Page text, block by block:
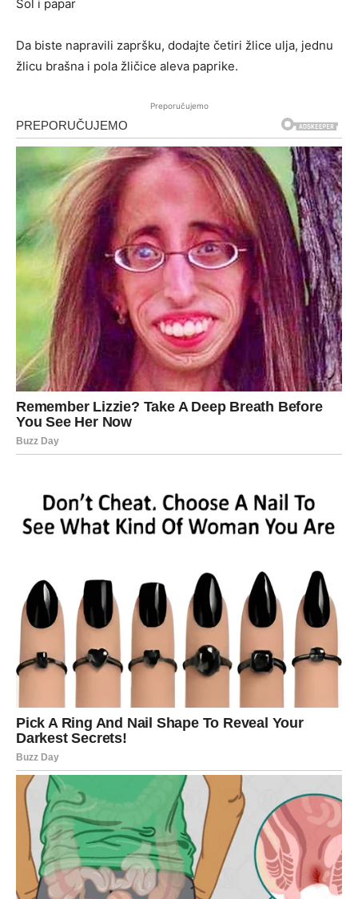
Sol i papar
Da biste napravili zapršku, dodajte četiri žlice ulja, jednu
žlicu brašna i pola žličice aleva paprike.
Preporučujemo